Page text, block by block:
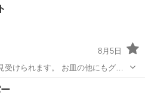
8月5日
。 お皿の他にもグラ
市内まで来ていただける方でお願いします。